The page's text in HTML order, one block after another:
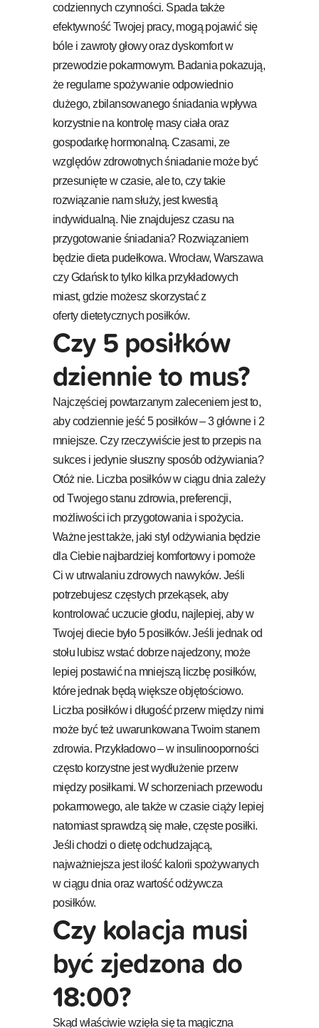
codziennych czynności. Spada także
efektywność Twojej pracy, mogą pojawić się
bóle i zawroty głowy oraz dyskomfort w
przewodzie pokarmowym. Badania pokazują,
że regularne spożywanie odpowiednio
dużego, zbilansowanego śniadania wpływa
korzystnie na kontrolę masy ciała oraz
gospodarkę hormonalną. Czasami, ze
względów zdrowotnych śniadanie może być
przesunięte w czasie, ale to, czy takie
rozwiązanie nam służy, jest kwestią
indywidualną. Nie znajdujesz czasu na
przygotowanie śniadania? Rozwiązaniem
będzie dieta pudełkowa. Wrocław, Warszawa
czy Gdańsk to tylko kilka przykładowych
miast, gdzie możesz skorzystać z
oferty dietetycznych posiłków.
Czy 5 posiłków
dziennie to mus?
Najczęściej powtarzanym zaleceniem jest to,
aby codziennie jeść 5 posiłków – 3 główne i 2
mniejsze. Czy rzeczywiście jest to przepis na
sukces i jedynie słuszny sposób odżywiania?
Otóż nie. Liczba posiłków w ciągu dnia zależy
od Twojego stanu zdrowia, preferencji,
możliwości ich przygotowania i spożycia.
Ważne jest także, jaki styl odżywiania będzie
dla Ciebie najbardziej komfortowy i pomoże
Ci w utrwalaniu zdrowych nawyków. Jeśli
potrzebujesz częstych przekąsek, aby
kontrolować uczucie głodu, najlepiej, aby w
Twojej diecie było 5 posiłków. Jeśli jednak od
stołu lubisz wstać dobrze najedzony, może
lepiej postawić na mniejszą liczbę posiłków,
które jednak będą większe objętościowo.
Liczba posiłków i długość przerw między nimi
może być też uwarunkowana Twoim stanem
zdrowia. Przykładowo – w insulinooporności
często korzystne jest wydłużenie przerw
między posiłkami. W schorzeniach przewodu
pokarmowego, ale także w czasie ciąży lepiej
natomiast sprawdzą się małe, częste posiłki.
Jeśli chodzi o dietę odchudzającą,
najważniejsza jest ilość kalorii spożywanych
w ciągu dnia oraz wartość odżywcza
posiłków.
Czy kolacja musi
być zjedzona do
18:00?
Skąd właściwie wzięła się ta magiczna